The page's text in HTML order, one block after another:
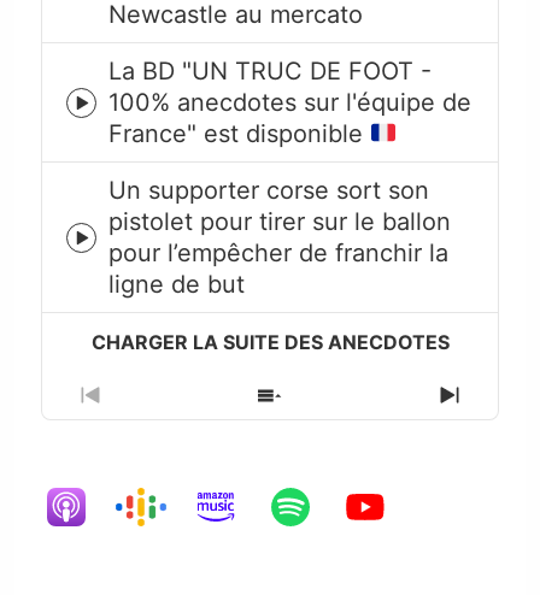
iconNewcastle au mercato
Episode
play
icon
La BD "UN TRUC DE FOOT -
100% anecdotes sur l'équipe de
France" est disponible
Episode
play
icon
Un supporter corse sort son
pistolet pour tirer sur le ballon
pour l’empêcher de franchir la
ligne de but
Previous
Episode
Show
Episodes
Next
Episode